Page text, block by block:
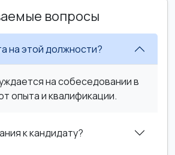
вопросы
на этой должности?
на собеседовании в
опыта и квалификации.
к кандидату?